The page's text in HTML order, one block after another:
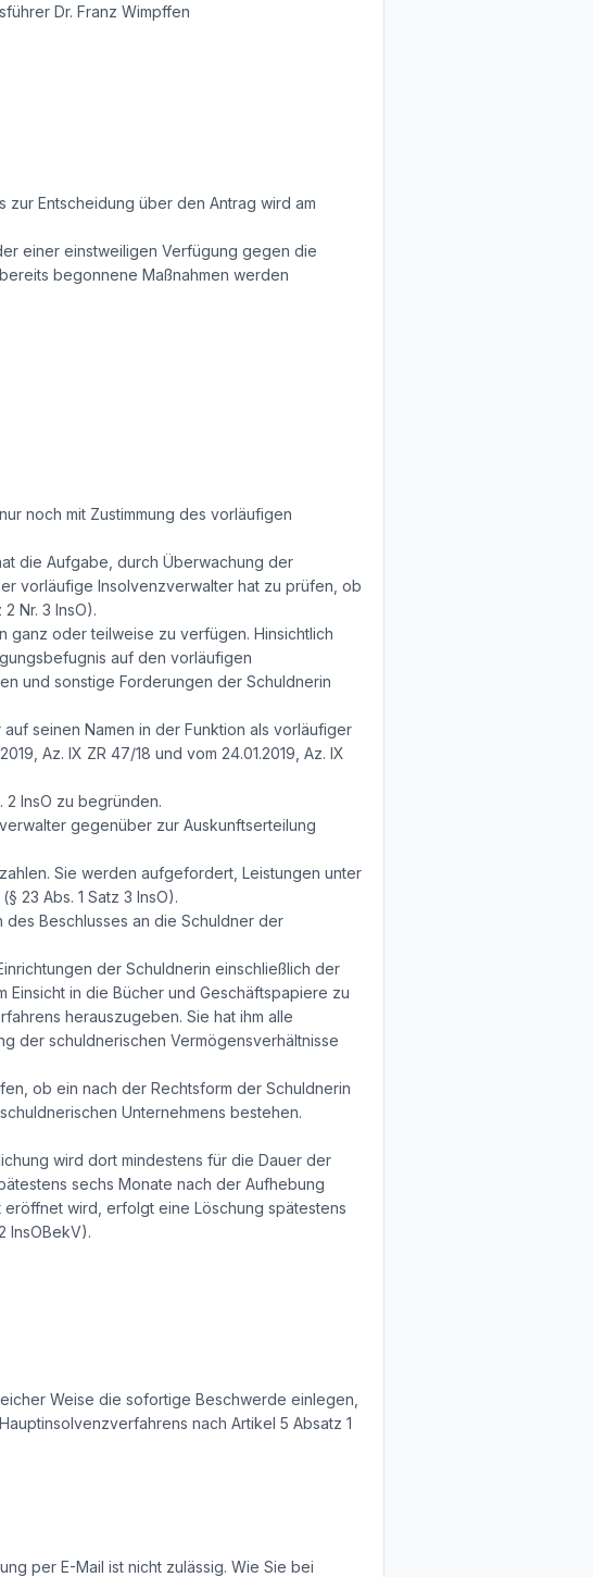
Dr. Franz Wimpffen
Entscheidung über den Antrag wird am
einer einstweiligen Verfügung gegen die
begonnene Maßnahmen werden
noch mit Zustimmung des vorläufigen
die Aufgabe, durch Überwachung der
vorläufige Insolvenzverwalter hat zu prüfen, ob
Nr. 3 InsO).
ganz oder teilweise zu verfügen. Hinsichtlich
auf den vorläufigen
und sonstige Forderungen der Schuldnerin
seinen Namen in der Funktion als vorläufiger
Az. IX ZR 47/18 und vom 24.01.2019, Az. IX
2 InsO zu begründen.
gegenüber zur Auskunftserteilung
Sie werden aufgefordert, Leistungen unter
23 Abs. 1 Satz 3 InsO).
Beschlusses an die Schuldner der
der Schuldnerin einschließlich der
in die Bücher und Geschäftspapiere zu
herauszugeben. Sie hat ihm alle
der schuldnerischen Vermögensverhältnisse
ob ein nach der Rechtsform der Schuldnerin
Unternehmens bestehen.
wird dort mindestens für die Dauer der
sechs Monate nach der Aufhebung
eröffnet wird, erfolgt eine Löschung spätestens
InsOBekV).
Weise die sofortige Beschwerde einlegen,
nach Artikel 5 Absatz 1
per E-Mail ist nicht zulässig. Wie Sie bei